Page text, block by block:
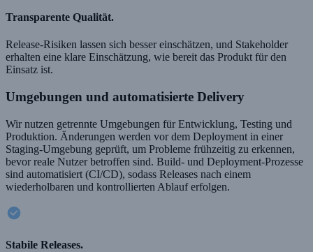
Transparente Qualität.
Release-Risiken lassen sich besser einschätzen, und Stakeholder
erhalten eine klare Einschätzung, wie bereit das Produkt für den
Einsatz ist.
Umgebungen und automatisierte Delivery
Wir nutzen getrennte Umgebungen für Entwicklung, Testing und
Produktion. Änderungen werden vor dem Deployment in einer
Staging-Umgebung geprüft, um Probleme frühzeitig zu erkennen,
bevor reale Nutzer betroffen sind. Build- und Deployment-Prozesse
sind automatisiert (CI/CD), sodass Releases nach einem
wiederholbaren und kontrollierten Ablauf erfolgen.
Stabile Releases.